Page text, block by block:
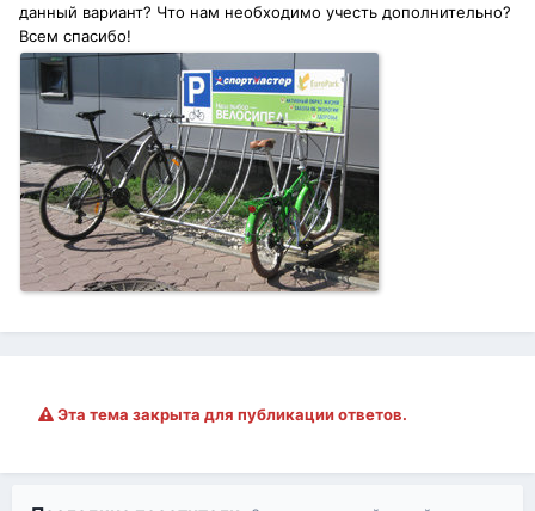
данный вариант? Что нам необходимо учесть дополнительно?
Всем спасибо!
Эта тема закрыта для публикации ответов.